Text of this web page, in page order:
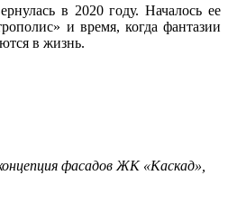
в 2020 году. Началось ее
и время, когда фантазии
в жизнь.
фасадов ЖК «Каскад»,